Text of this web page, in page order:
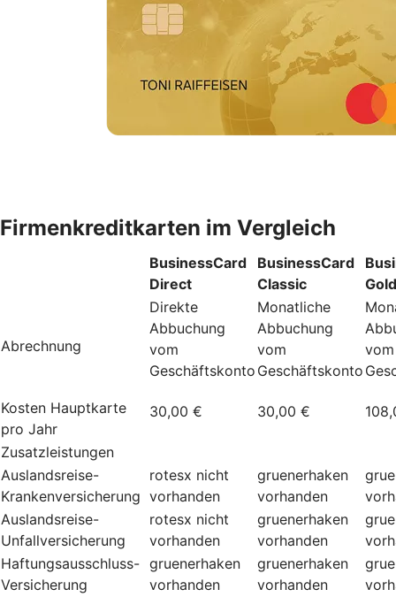
Firmenkreditkarten im Vergleich
BusinessCard
Direct
BusinessCard
Classic
Gold
Abrechnung
Direkte
Abbuchung
vom
Geschäftskonto
Monatliche
Abbuchung
vom
Geschäftskonto
vom
Kosten Hauptkarte
pro Jahr
30,00 € 30,00 €
Zusatzleistungen
Auslandsreise-
Krankenversicherung
rotesx nicht
vorhanden
gruenerhaken
vorhanden
Auslandsreise-
Unfallversicherung
rotesx nicht
vorhanden
gruenerhaken
vorhanden
Haftungsausschluss-
Versicherung
gruenerhaken
vorhanden
gruenerhaken
vorhanden